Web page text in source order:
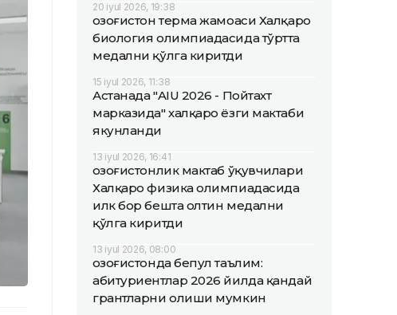
20 iyul 2026, 19:38
Қозоғистон терма жамоаси Халқаро
биология олимпиадасида тўртта
медални қўлга киритди
15 iyul 2026, 11:38
Астанада "AIU 2026 - Пойтахт
марказида" халқаро ёзги мактаби
якунланди
13 iyul 2026, 16:41
Қозоғистонлик мактаб ўқувчилари
Халқаро физика олимпиадасида
илк бор бешта олтин медални
қўлга киритди
13 iyul 2026, 08:00
Қозоғистонда бепул таълим:
абитуриентлар 2026 йилда қандай
грантларни олиши мумкин